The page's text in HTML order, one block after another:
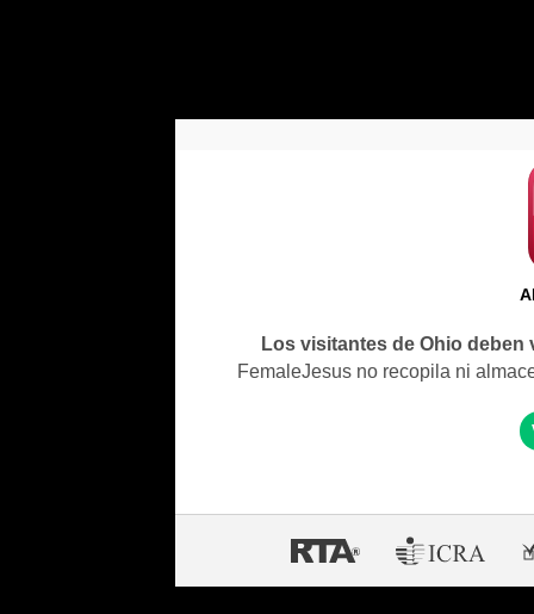
Los visitantes de Ohio deben
FemaleJesus no recopila ni